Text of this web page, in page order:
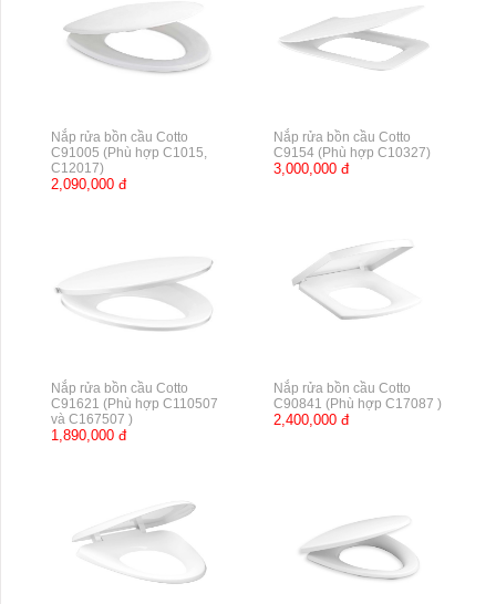
Nắp rửa bồn cầu Cotto
C91005 (Phù hợp C1015,
C12017)
2,090,000 đ
Nắp rửa bồn cầu Cotto
C9154 (Phù hợp C10327)
3,000,000 đ
Nắp rửa bồn cầu Cotto
C91621 (Phù hợp C110507
và C167507 )
1,890,000 đ
Nắp rửa bồn cầu Cotto
C90841 (Phù hợp C17087 )
2,400,000 đ